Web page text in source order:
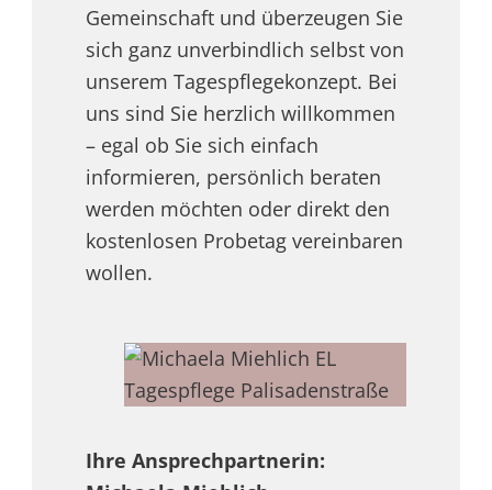
Gemeinschaft und überzeugen Sie
sich ganz unverbindlich selbst von
unserem Tagespflegekonzept. Bei
uns sind Sie herzlich willkommen
– egal ob Sie sich einfach
informieren, persönlich beraten
werden möchten oder direkt den
kostenlosen Probetag vereinbaren
wollen.
Ihre Ansprechpartnerin: